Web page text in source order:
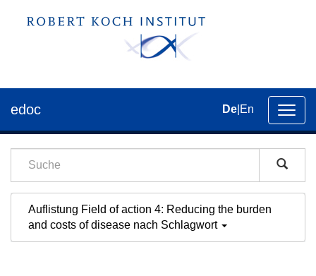
der
edoc De En
Auflistung Field of action 4: Reducing the burden
and costs of disease nach Schlagwort